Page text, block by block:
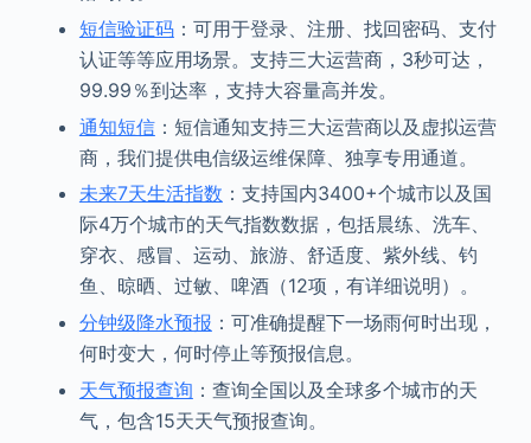
短信验证码：可用于登录、注册、找回密码、支付
认证等等应用场景。支持三大运营商，3秒可达，
99.99％到达率，支持大容量高并发。
通知短信：短信通知支持三大运营商以及虚拟运营
商，我们提供电信级运维保障、独享专用通道。
未来7天生活指数 ：支持国内3400+个城市以及国
际4万个城市的天气指数数据，包括晨练、洗车、
穿衣、感冒、运动、旅游、舒适度、紫外线、钓
鱼、晾晒、过敏、啤酒（12项，有详细说明）。
分钟级降水预报 ：可准确提醒下一场雨何时出现，
何时变大，何时停止等预报信息。
天气预报查询 ：查询全国以及全球多个城市的天
气，包含15天天气预报查询。